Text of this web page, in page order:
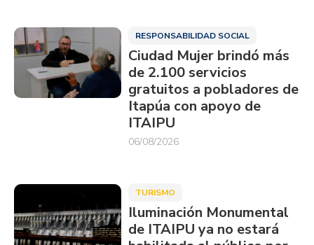
RESPONSABILIDAD SOCIAL
Ciudad Mujer brindó más
de 2.100 servicios
gratuitos a pobladores de
Itapúa con apoyo de
ITAIPU
06/08/2026
TURISMO
Iluminación Monumental
de ITAIPU ya no estará